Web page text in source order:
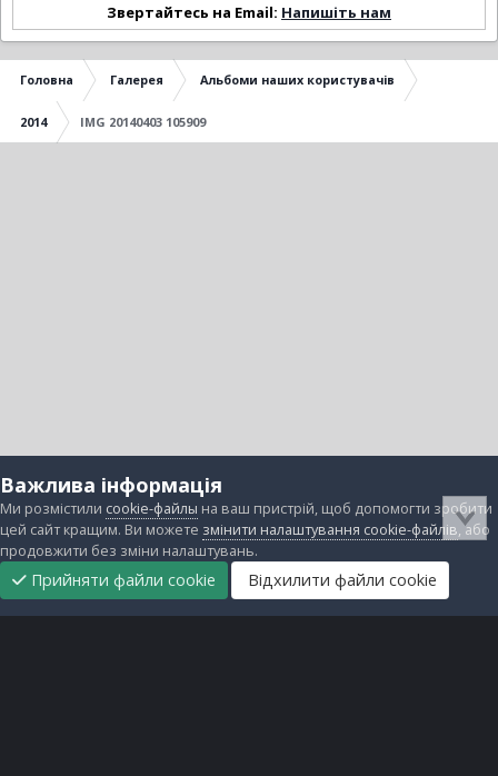
Звертайтесь на Email: Напишіть нам
Головна Галерея Альбоми наших користувачів
2014 IMG 20140403 105909
Важлива інформація
Ми розмістили cookie-файлы на ваш пристрій, щоб допомогти зробити
цей сайт кращим. Ви можете змінити налаштування cookie-файлів, або
продовжити без зміни налаштувань.
Прийняти файли cookie Відхилити файли cookie
Головна
Підтримати
нас
Прибрати
рекламу
Завантаження Непрочитані Реєстрація